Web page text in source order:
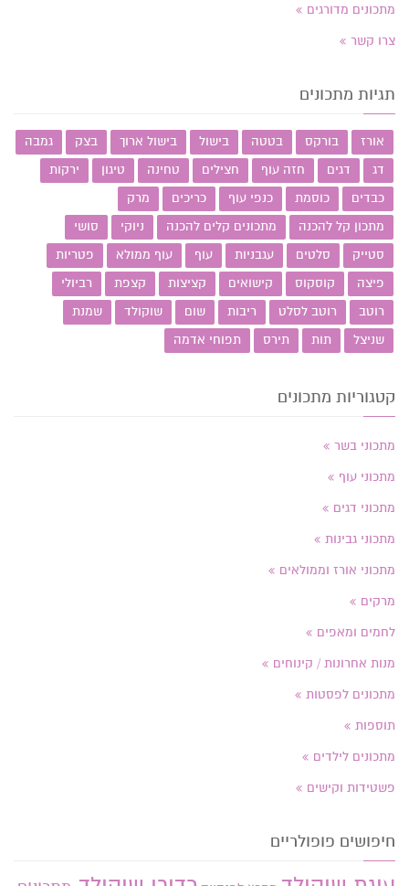
מתכונים מדורגים
צרו קשר
תגיות מתכונים
אורז בורקס בטטה בישול בישול ארוך בצק
גמבה
דג
דגים חזה עוף חצילים טחינה טיגון
ירקות
כבדים
כוסמת כנפי עוף כריכים
מרק
מתכון קל להכנה
מתכונים קלים להכנה ניוקי
סושי
סטייק
סלטים עגבניות עוף עוף ממולא
פטריות
פיצה
קוסקוס קישואים קציצות קצפת
רביולי
רוטב
רוטב לסלט ריבות שום שוקולד
שמנת
שניצל
תות תירס תפוחי אדמה
קטגוריות מתכונים
מתכוני בשר
מתכוני עוף
מתכוני דגים
מתכוני גבינות
מתכוני אורז וממולאים
מרקים
לחמים ומאפים
מנות אחרונות / קינוחים
מתכונים לפסטות
תוספות
מתכונים לילדים
פשטידות וקישים
חיפושים פופולריים